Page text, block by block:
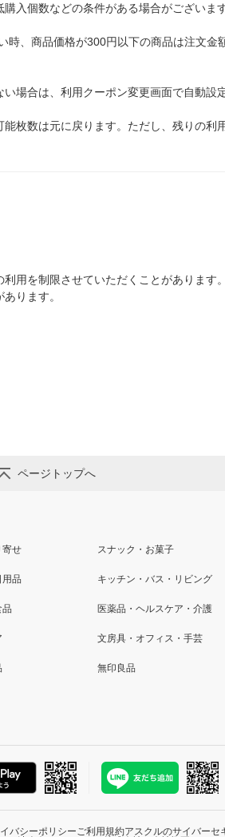
入個数などの条件がある場合がございます
、商品価格が300円以下の商品は注文金
場合は、利用クーポン変更画面で自動設
枚数は元に戻ります。ただし、残りの利
用を制限させていただくことがあります。
ります。
ページトップへ
寄せ スナック・お菓子
品 キッチン・バス・リビング
医薬品・ヘルスケア・介護
文房具・オフィス・手芸
無印良品
バシーポリシーご利用規約アスクルのサイバーセ